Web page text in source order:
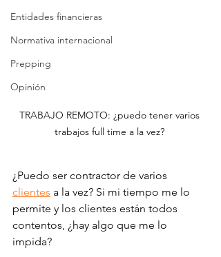
Entidades financieras
Normativa internacional
Prepping
Opinión
TRABAJO REMOTO: ¿puedo tener varios
trabajos full time a la vez?
¿Puedo ser contractor de varios
clientes a la vez? Si mi tiempo me lo
permite y los clientes están todos
contentos, ¿hay algo que me lo
impida?